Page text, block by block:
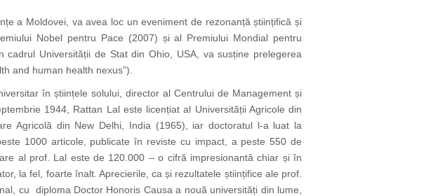
a Moldovei, va avea loc un eveniment de rezonanță științifică și
Nobel pentru Pace (2007) și al Premiului Mondial pentru
Universității de Stat din Ohio, USA, va susține prelegerea
and human health nexus”).
în științele solului, director al Centrului de Management și
1944, Rattan Lal este licențiat al Universității Agricole din
Agricolă din New Delhi, India (1965), iar doctoratul l-a luat la
1000 articole, publicate în reviste cu impact, a peste 550 de
al prof. Lal este de 120.000 – o cifră impresionantă chiar și în
la fel, foarte înalt. Aprecierile, ca și rezultatele științifice ale prof.
cu diploma Doctor Honoris Causa a nouă universități din lume,